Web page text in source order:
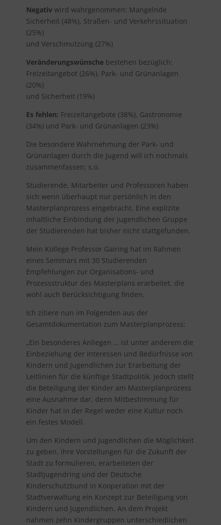
Negativwird wahrgenommen: Mangelnde
Sicherheit (48%), Straßen- und Verkehrssituation
(25%)
und Verschmutzung (27%)
Veränderungswünschebestehen bezüglich:
Freizeitangebot (26%), Park- und Grünanlagen
(20%)
und Sicherheit (19%)
Es fehlen: Freizeitangebote (38%), Gastronomie
(34%) und Park- und Grünanlagen (23%)
Die besondere Wahrnehmung der Park- und
Grünanlagen durch die Jugend will ich nochmals
zusammenfassen: s.o.
Studierende, Mitarbeiter und Professoren haben
sich wenn überhaupt nur persönlich in den
Masterplanprozess eingebracht. Eine explizite
inhaltliche Einbindung der jugendlichen Gruppe
der Studierenden hat bisher nicht stattgefunden.
Mein Kollege Professor Gairing hat im Rahmen
eines Seminars mit 30 Studierenden
Empfehlungen zur Organisations- und
Prozessstruktur des Masterplans erarbeitet, die
wohl auch Berücksichtigung finden.
Ich zitiere nun im Folgenden aus der
Gesamtdokumentation zum Masterplanprozess:
„Ein besonderes Anliegen … ist unter anderem die
Einbeziehung der Interessen und Bedürfnisse von
Kindern und Jugendlichen zur Erarbeitung der
Leitlinien für die künftige Stadtpolitik. Jedoch stellt
die Beteiligung der Kinder am Masterplanprozess
eine Ausnahme dar, denn Mitbestimmung für
Kinder hat in der Regel weder eine Kultur noch
ein festes Modell.
Um den Kindern und Jugendlichen die Möglichkeit
zu geben, ihre Vorstellungen für die Zukunft der
Stadt zu formulieren, erarbeiteten der
Stadtjugendring und der Deutsche
Kinderschutzbund in Kooperation mit der
Stadtverwaltung ein Konzept zur Beteiligung von
Kindern und Jugendlichen. An dem Projekt
nahmen zehn Kindergruppen unterschiedlichen